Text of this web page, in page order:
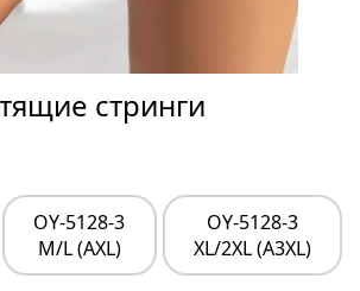
стринги
OY-5128-3
M/L (AXL)
OY-5128-3
XL/2XL (A3XL)